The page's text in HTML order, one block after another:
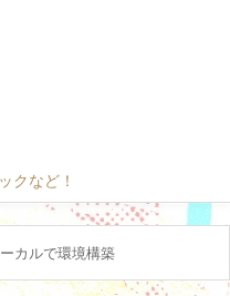
クなど！
カルで環境構築